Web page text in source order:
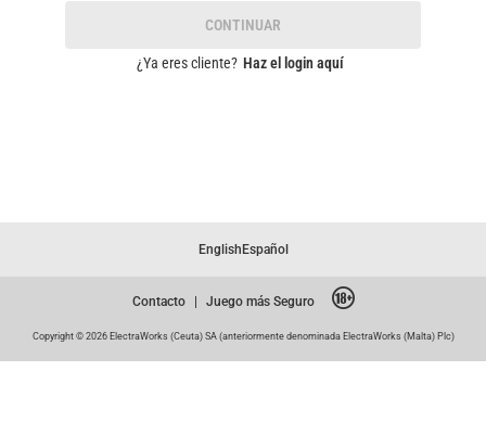
CONTINUAR
¿Ya eres cliente? Haz el login aquí
English Español
Contacto Juego más Seguro
Copyright © 2026 ElectraWorks (Ceuta) SA (anteriormente denominada ElectraWorks (Malta) Plc)